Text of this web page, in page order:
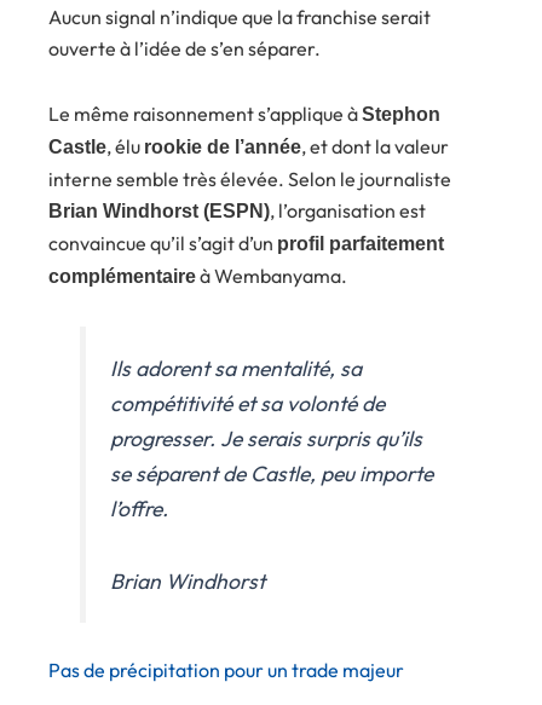
Aucun signal n’indique que la franchise serait
ouverte à l’idée de s’en séparer.
Le même raisonnement s’applique àStephon
Castle, élu rookie de l’année, et dont la valeur
interne semble très élevée. Selon le journaliste
Brian Windhorst (ESPN), l’organisation est
convaincue qu’il s’agit d’un profil parfaitement
complémentaireà Wembanyama.
Ils adorent sa mentalité, sa
compétitivité et sa volonté de
progresser. Je serais surpris qu’ils
se séparent de Castle, peu importe
l’offre.
Brian Windhorst
Pas de précipitation pour un trade majeur